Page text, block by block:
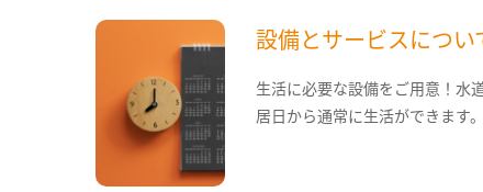
設備とサービスについ
生活に必要な設備をご用意！水
居日から通常に生活ができます。